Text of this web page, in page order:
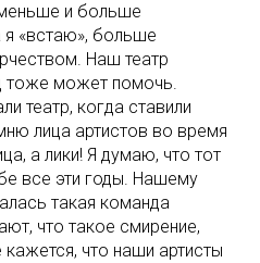
и больше
«встаю», больше
Наш театр
тоже может помочь.
театр, когда ставили
лица артистов во время
а лики! Я думаю, что тот
все эти годы. Нашему
такая команда
что такое смирение,
что наши артисты